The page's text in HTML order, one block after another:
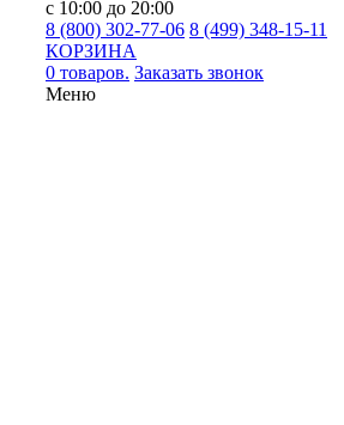
с 10:00 до 20:00
8 (800) 302-77-06 8 (499) 348-15-11
КОРЗИНА
0 товаров. Заказать звонок
Меню